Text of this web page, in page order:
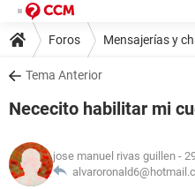
Foros Mensajerías y
Tema Anterior
Nececito habilitar mi
jose manuel rivas guillen -